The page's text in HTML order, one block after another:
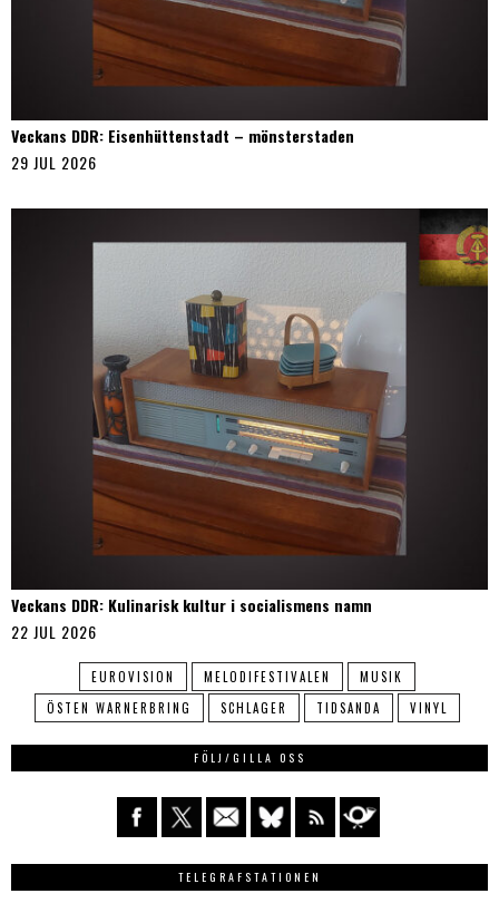
Veckans DDR: Eisenhüttenstadt – mönsterstaden
29 JUL 2026
Veckans DDR: Kulinarisk kultur i socialismens namn
22 JUL 2026
EUROVISION MELODIFESTIVALEN
MUSIK
ÖSTEN WARNERBRING
SCHLAGER TIDSANDA VINYL
FÖLJ/GILLA OSS
TELEGRAFSTATIONEN